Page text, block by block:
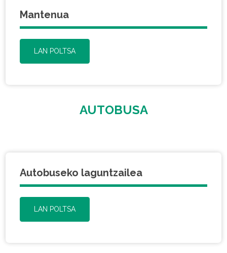
Mantenua
LAN POLTSA
AUTOBUSA
Autobuseko laguntzailea
LAN POLTSA